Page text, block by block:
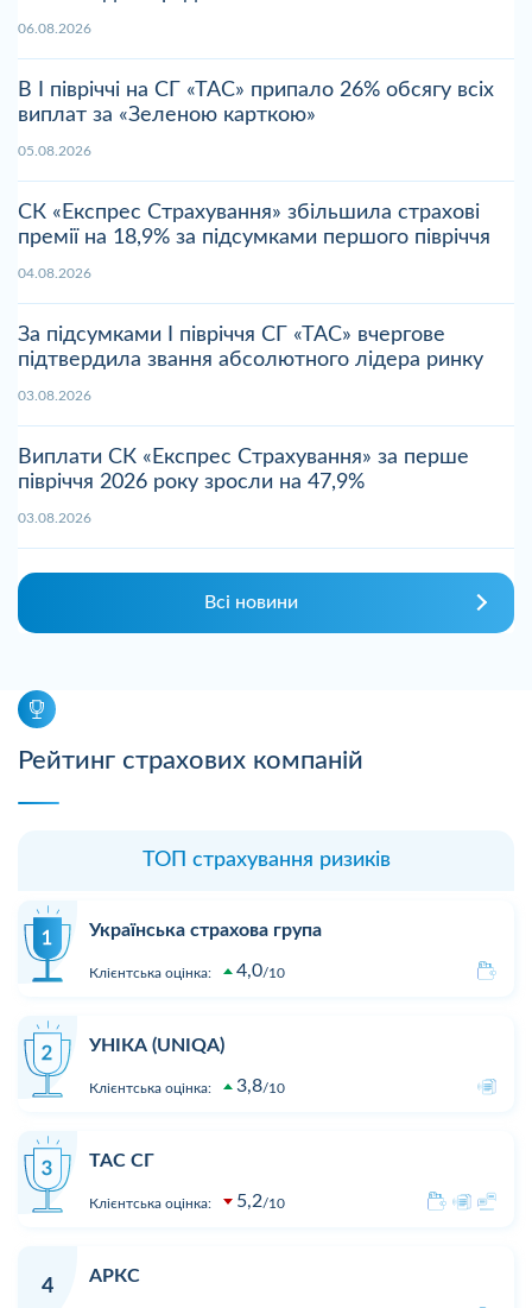
06.08.2026
В І півріччі на СГ «ТАС» припало 26% обсягу всіх
виплат за «Зеленою карткою»
05.08.2026
СК «Експрес Страхування» збільшила страхові
премії на 18,9% за підсумками першого півріччя
04.08.2026
За підсумками І півріччя СГ «ТАС» вчергове
підтвердила звання абсолютного лідера ринку
03.08.2026
Виплати СК «Експрес Страхування» за перше
півріччя 2026 року зросли на 47,9%
03.08.2026
Всі новини
Рейтинг страхових компаній
ТОП страхування ризиків
Українська страхова група
Клієнтська оцінка: 4,0 10
УНІКА (UNIQA)
Клієнтська оцінка: 3,8 10
ТАС СГ
Клієнтська оцінка: 5,2 10
4
АРКС